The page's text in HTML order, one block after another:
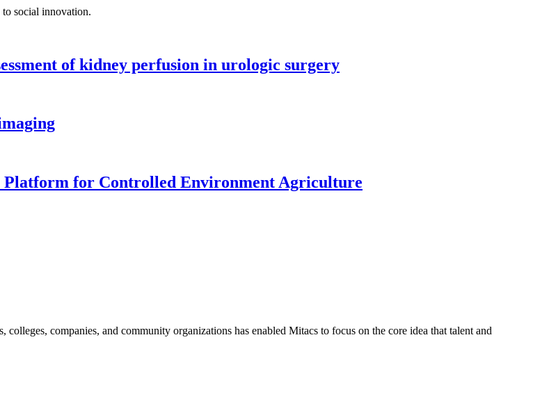
social innovation.
of kidney perfusion in urologic surgery
Platform for Controlled Environment Agriculture
companies, and community organizations has enabled Mitacs to focus on the core idea that talent and